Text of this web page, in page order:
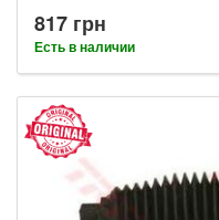
817 грн
Есть в наличии